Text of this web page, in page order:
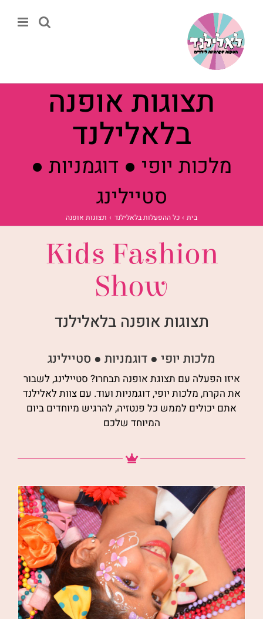
תצוגות אופנה
בלאלילנד
מלכות יופי ● דוגמניות ●
סטיילינג
בית כל ההפעלות בלאלילנד תצוגות אופנה
Kids Fashion
Show
תצוגות אופנה בלאלילנד
מלכות יופי ● דוגמניות ● סטיילינג
איזו הפעלה עם תצוגת אופנה תבחרו? סטיילינג, לשבור
את הקרח, מלכות יופי, דוגמניות ועוד. עם צוות לאלילנד
אתם יכולים לממש כל פנטזיה, להרגיש מיוחדים ביום
המיוחד שלכם